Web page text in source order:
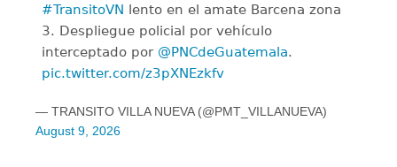
#TransitoVN lento en el amate Barcena zona
3. Despliegue policial por vehículo
interceptado por @PNCdeGuatemala.
pic.twitter.com/z3pXNEzkfv
— TRANSITO VILLA NUEVA (@PMT_VILLANUEVA)
August 9, 2026